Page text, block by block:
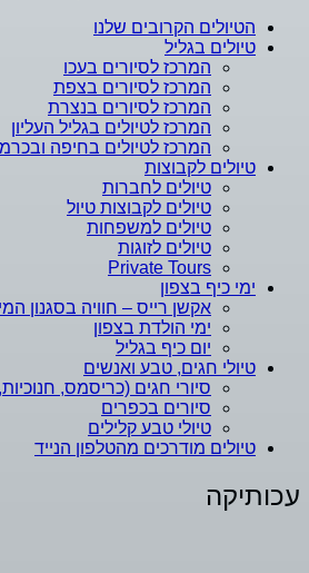
הטיולים הקרובים שלנו
טיולים בגליל
המרכז לסיורים בעכו
המרכז לסיורים בצפת
המרכז לסיורים בנצרת
המרכז לטיולים בגליל העליון
המרכז לטיולים בחיפה ובכרמל
טיולים לקבוצות
טיולים לחברות
טיולים לקבוצות טיול
טיולים למשפחות
טיולים לזוגות
Private Tours
ימי כיף בצפון
אקשן רייס – חוויה בסגנון
ימי הולדת בצפון
יום כיף בגליל
טיולי חגים, טבע ואנשים
סיורי חגים (כריסמס,
סיורים בכפרים
טיולי טבע קלילים
טיולים מודרכים מהטלפון הנייד
עכותיקה